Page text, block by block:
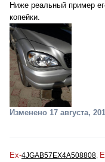
Ниже реальный пример
копейки.
Изменено 17 августа,
Ex-4JGAB57EX4A508808,